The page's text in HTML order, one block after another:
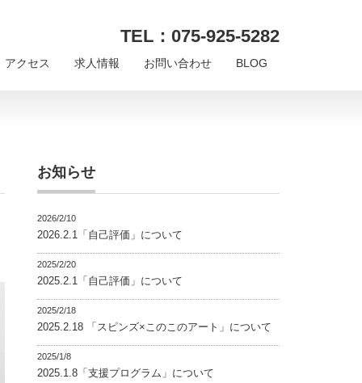
TEL：075-925-5282
アクセス 求人情報 お問い合わせ BLOG
お知らせ
2026/2/10
2026.2.1「自己評価」について
2025/2/20
2025.2.1「自己評価」について
2025/2/18
2025.2.18 「スピンズ×このこのアート」について
2025/1/8
2025.1.8「支援プログラム」について